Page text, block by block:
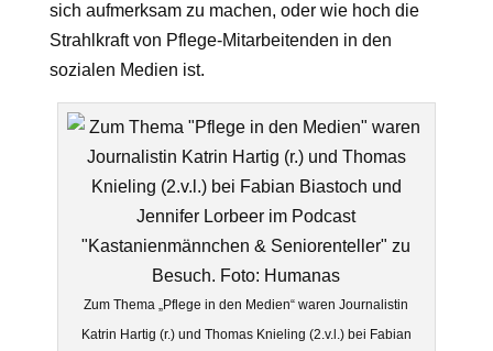
sich aufmerksam zu machen, oder wie hoch die
Strahlkraft von Pflege-Mitarbeitenden in den
sozialen Medien ist.
Zum Thema „Pflege in den Medien“ waren Journalistin
Katrin Hartig (r.) und Thomas Knieling (2.v.l.) bei Fabian